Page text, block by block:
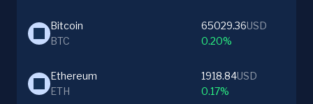
Bitcoin
BTC
65029.36USD
0.20%
Ethereum
ETH
1918.84USD
0.17%